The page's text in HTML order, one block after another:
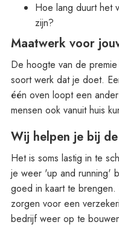
Hoe lang duurt het
zijn?
Maatwerk voor
De hoogte van de
soort werk dat je doet.
één oven loopt een
mensen ook vanuit huis
Wij helpen je bij
Het is soms lastig in te
je weer 'up and running'
goed in kaart te
zorgen voor een
bedrijf weer op te